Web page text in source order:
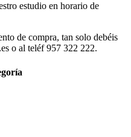
estudio en horario de
de compra, tan solo debéis
o al teléf 957 322 222.